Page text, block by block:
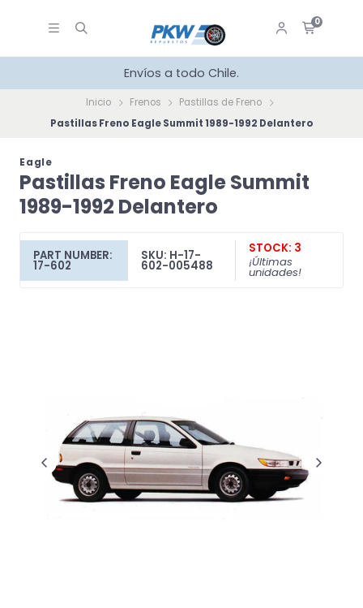
0
Envíos a todo Chile.
Inicio Frenos
Pastillas de Freno
Pastillas Freno Eagle Summit 1989-1992 Delantero
Eagle
Pastillas Freno Eagle Summit
1989-1992 Delantero
PART NUMBER:
17-602
SKU: H-17-
602-005488
STOCK: 3
¡Últimas
unidades!